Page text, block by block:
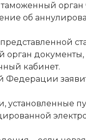
об
орган
кабинет.
Федерации
установленные